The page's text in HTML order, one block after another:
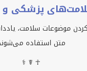
پزشکی
موضوعات سلامت،
متن استفاده
⚕ ☤ ☥